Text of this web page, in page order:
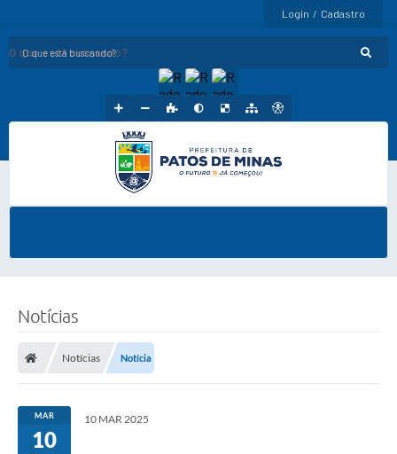
Login / Cadastro
O que está buscando?
Notícias
Notícias Notícia
MAR
10
10 MAR 2025